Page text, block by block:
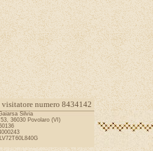
numero 8434142
Silvia
36030 Povolaro (VI)